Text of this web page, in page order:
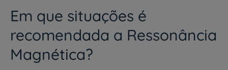
Em que situações é
recomendada a Ressonância
Magnética?